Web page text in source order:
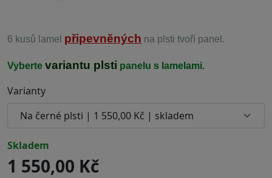
6 kusů lamel připevněných na plsti tvoří panel.
Vyberte variantu plsti panelu s lamelami.
Varianty
skladem
1 550,00 Kč